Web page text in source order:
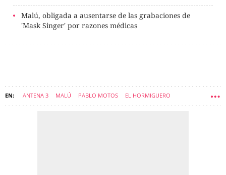
Malú, obligada a ausentarse de las grabaciones de
'Mask Singer' por razones médicas
ANTENA 3 MALÚ PABLO MOTOS EL HORMIGUERO